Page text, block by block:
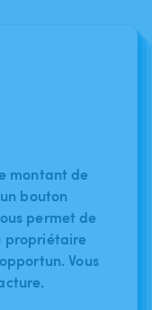
montant de
bouton
permet de
propriétaire
Vous